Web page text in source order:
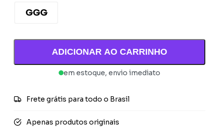
GGG
ADICIONAR AO CARRINHO
em estoque, envio imediato
Frete grátis para todo o Brasil
Apenas produtos originais